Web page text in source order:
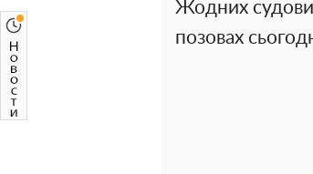
Жодних
позовах